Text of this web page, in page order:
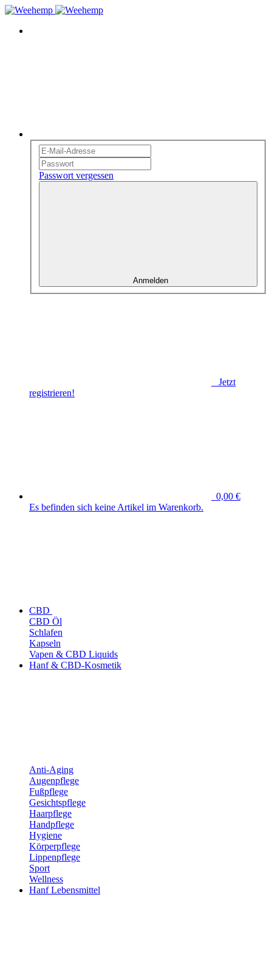
Passwort vergessen
Anmelden
Jetzt
registrieren!
0,00 €
Es befinden sich keine Artikel im Warenkorb.
CBD
CBD Öl
Schlafen
Kapseln
Vapen & CBD Liquids
Hanf & CBD-Kosmetik
Anti-Aging
Augenpflege
Fußpflege
Gesichtspflege
Haarpflege
Handpflege
Hygiene
Körperpflege
Lippenpflege
Sport
Wellness
Hanf Lebensmittel